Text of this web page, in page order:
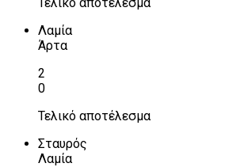
Λαμία
Άρτα
2
0
Τελικό αποτέλεσμα
Σταυρός
Λαμία